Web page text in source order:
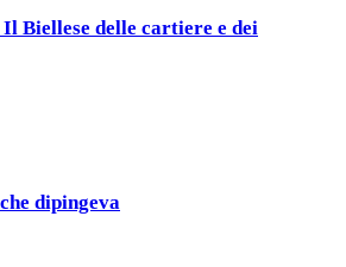
Biellese delle cartiere e dei
dipingeva